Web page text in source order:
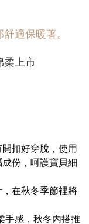
適保暖著。
柔上市
扣好穿脫，使用
份，呵護寶貝細
在秋冬季節裡將
手感，秋冬內搭推